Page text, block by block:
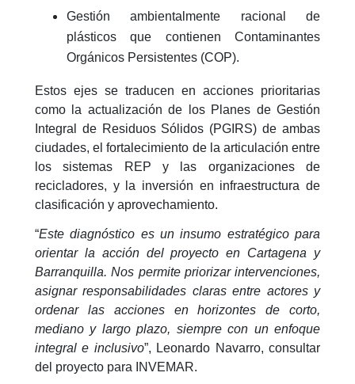
Gestión ambientalmente racional
de
plásticos que contienen Contaminantes
Orgánicos Persistentes (COP).
Estos ejes se traducen en acciones prioritarias
como la actualización de los Planes de Gestión
Integral de Residuos Sólidos (PGIRS) de ambas
ciudades, el fortalecimiento de la articulación entre
los sistemas REP y las organizaciones de
recicladores, y la inversión en infraestructura de
clasificación y aprovechamiento.
“Este diagnóstico es un insumo estratégico para
orientar la acción del proyecto en Cartagena y
Barranquilla. Nos permite priorizar intervenciones,
asignar responsabilidades claras entre actores y
ordenar las acciones en horizontes de corto,
mediano y largo plazo, siempre con un enfoque
integral e inclusivo”, Leonardo Navarro, consultar
del proyecto para INVEMAR.